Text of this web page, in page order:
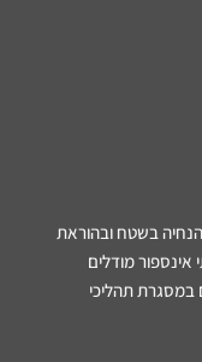
בשטח ובהוראת
אינספור מודלים
במסגרת תהליכי